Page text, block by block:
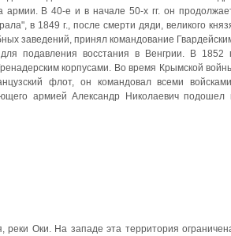
армии. В 40-е и в начале 50-х гг. он
в 1849 г., после смерти дяди, великого
заведений, принял командование
подавле­ния восстания в Венгрии. В 1852
корпусами. Во вре­мя Крымской
флот, он командовал всеми
армией Александр Николаевич подошел
Оки. На западе эта территория